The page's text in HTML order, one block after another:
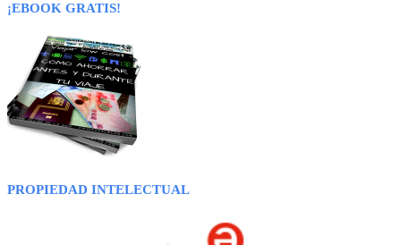
¡EBOOK GRATIS!
PROPIEDAD INTELECTUAL